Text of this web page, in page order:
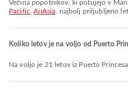
Večina popotnikov, ki potujejo v
Pacific ,AirAsia , najbolj priljubljeno
Koliko letov je na voljo od Puerto
Na voljo je 21 letov iz Puerto